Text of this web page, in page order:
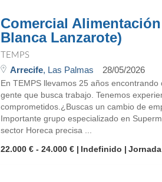
Comercial
Blanca Lanzarote)
TEMPS
Arrecife, Las Palmas 28/05/2026
En TEMPS llevamos 25 años
gente que busca trabajo. Tenemos
comprometidos.¿Buscas un cambio de
Importante grupo especializado en
sector Horeca precisa ...
22.000 € - 24.000 €
Indefinido